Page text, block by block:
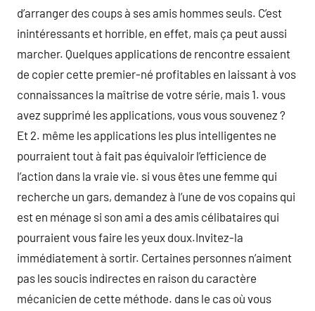
d’arranger des coups à ses amis hommes seuls. C’est
inintéressants et horrible, en effet, mais ça peut aussi
marcher. Quelques applications de rencontre essaient
de copier cette premier-né profitables en laissant à vos
connaissances la maîtrise de votre série, mais 1. vous
avez supprimé les applications, vous vous souvenez ?
Et 2. même les applications les plus intelligentes ne
pourraient tout à fait pas équivaloir l’efficience de
l’action dans la vraie vie. si vous êtes une femme qui
recherche un gars, demandez à l’une de vos copains qui
est en ménage si son ami a des amis célibataires qui
pourraient vous faire les yeux doux.Invitez-la
immédiatement à sortir. Certaines personnes n’aiment
pas les soucis indirectes en raison du caractère
mécanicien de cette méthode. dans le cas où vous